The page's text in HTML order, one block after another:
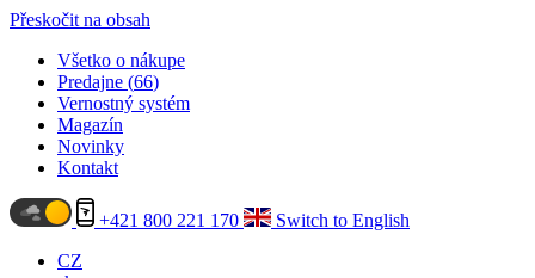
Přeskočit na obsah
Všetko o nákupe
Predajne (66)
Vernostný systém
Magazín
Novinky
Kontakt
+421 800 221 170
Switch to English
CZ